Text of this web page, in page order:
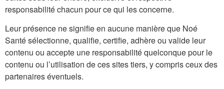
responsabilité chacun pour ce qui les concerne.
Leur présence ne signifie en aucune manière que Noé
Santé sélectionne, qualifie, certifie, adhère ou valide leur
contenu ou accepte une responsabilité quelconque pour le
contenu ou l’utilisation de ces sites tiers, y compris ceux des
partenaires éventuels.